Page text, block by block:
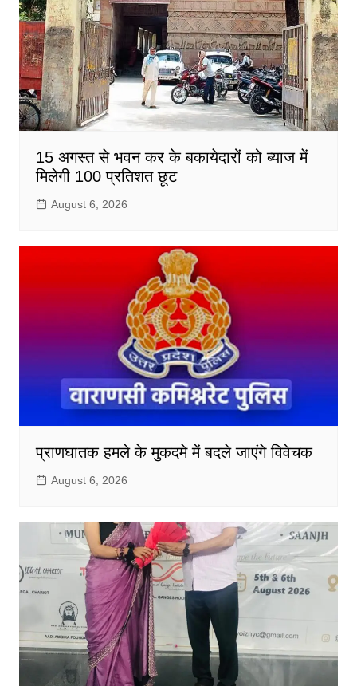
15 अगस्त से भवन कर के बकायेदारों को ब्याज में
मिलेगी 100 प्रतिशत छूट
August 6, 2026
प्राणघातक हमले के मुकदमे में बदले जाएंगे विवेचक
August 6, 2026